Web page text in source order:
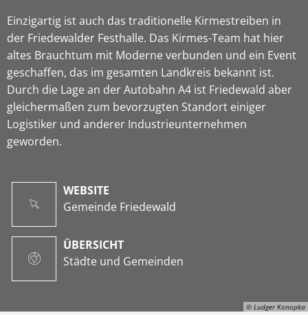
© Ludger Konopka
Einzigartig ist auch das traditionelle Kirmestreiben in
der Friedewalder Festhalle. Das Kirmes-Team hat hier
altes Brauchtum mit Moderne verbunden und ein Event
geschaffen, das im gesamten Landkreis bekannt ist.
Durch die Lage an der Autobahn A4 ist Friedewald aber
gleichermaßen zum bevorzugten Standort einiger
Logistiker und anderer Industrieunternehmen
geworden.
WEBSITE
Gemeinde Friedewald
ÜBERSICHT
Städte und Gemeinden